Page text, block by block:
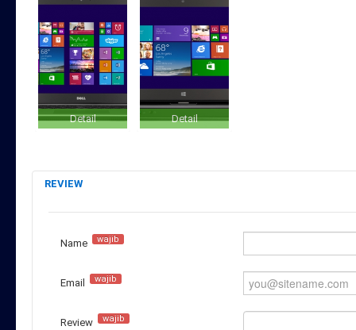
Detail Detail
REVIEW
Name wajib
Email wajib
Review wajib